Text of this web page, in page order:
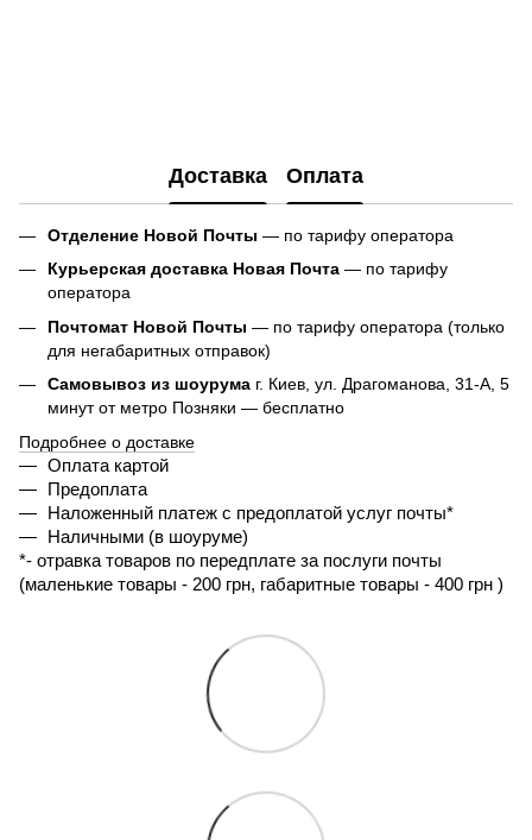
Доставка Оплата
Отделение Новой Почты — по тарифу оператора
Курьерская доставка Новая Почта — по тарифу
оператора
Почтомат Новой Почты — по тарифу оператора (только
для негабаритных отправок)
Самовывоз из шоурума г. Киев, ул. Драгоманова, 31-А, 5
минут от метро Позняки — бесплатно
Подробнее о доставке
Оплата картой
Предоплата
Наложенный платеж с предоплатой услуг почты*
Наличными (в шоуруме)
*- отравка товаров по передплате за послуги почты
(маленькие товары - 200 грн, габаритные товары - 400 грн )